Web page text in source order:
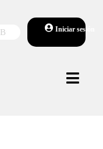
Iniciar sesión